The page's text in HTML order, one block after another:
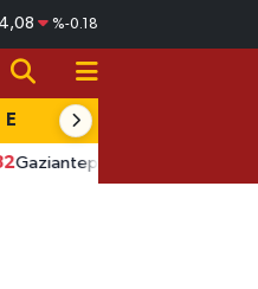
%-0.18
EĞİTİM
kazıya suçüstü: Evin altında